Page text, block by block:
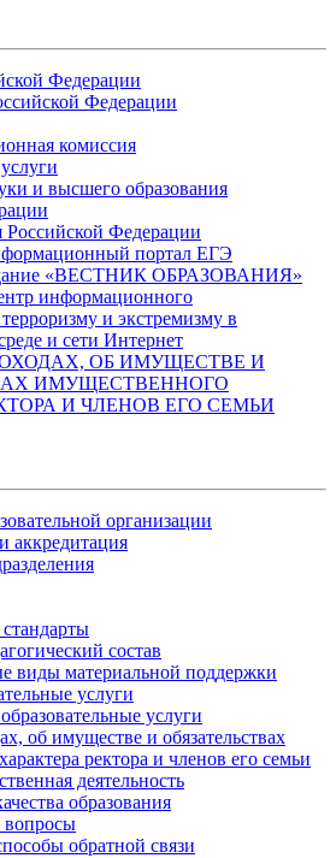
Федерации
Федерации
комиссия
и высшего образования
Федерации
портал ЕГЭ
«ВЕСТНИК ОБРАЗОВАНИЯ»
информационного
и экстремизму в
и сети Интернет
ОБ ИМУЩЕСТВЕ И
ИМУЩЕСТВЕННОГО
И ЧЛЕНОВ ЕГО СЕМЬИ
организации
аккредитация
состав
виды материальной поддержки
услуги
услуги
об имуществе и обязательствах
ректора и членов его семьи
деятельность
образования
вопросы
обратной связи